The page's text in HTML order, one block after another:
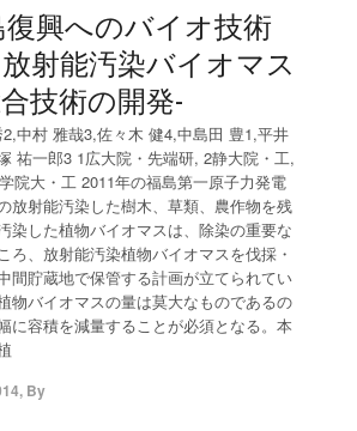
復興へのバイオ技術
射能汚染バイオマス
技術の開発-
中村 雅哉3,佐々木 健4,中島田 豊1,平井
祐一郎3 1広大院・先端研, 2静大院・工,
院大・工 2011年の福島第一原子力発電
放射能汚染した樹木、草類、農作物を残
染した植物バイオマスは、除染の重要な
ろ、放射能汚染植物バイオマスを伐採・
間貯蔵地で保管する計画が立てられてい
物バイオマスの量は莫大なものであるの
に容積を減量することが必須となる。本
, By